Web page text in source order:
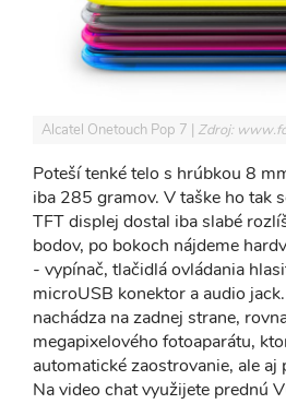
Alcatel Onetouch Pop 7 Zdroj:
Poteší tenké telo s hrúbkou 8
iba 285 gramov. V taške ho tak
TFT displej dostal iba slabé
bodov, po bokoch nájdeme
- vypínač, tlačidlá ovládania
microUSB konektor a audio
nachádza na zadnej strane,
megapixelového fotoaparátu,
automatické zaostrovanie, ale aj
Na video chat využijete prednú